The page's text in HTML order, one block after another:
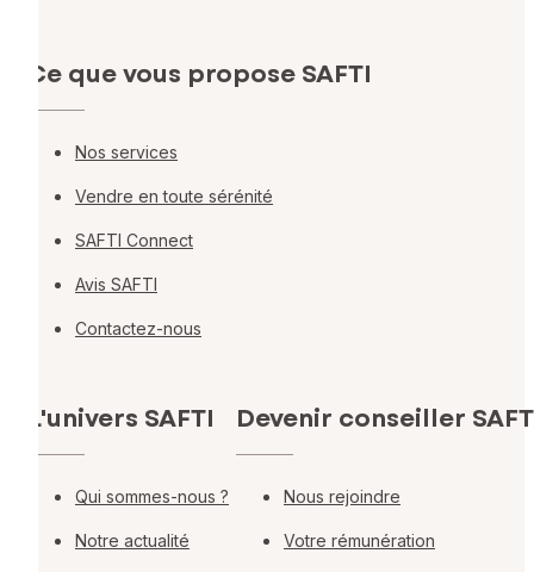
Ce que vous propose SAFTI
Nos services
Vendre en toute sérénité
SAFTI Connect
Avis SAFTI
Contactez-nous
L'univers SAFTI
Qui sommes-nous ?
Notre actualité
Devenir conseiller
Nous rejoindre
Votre rémunération